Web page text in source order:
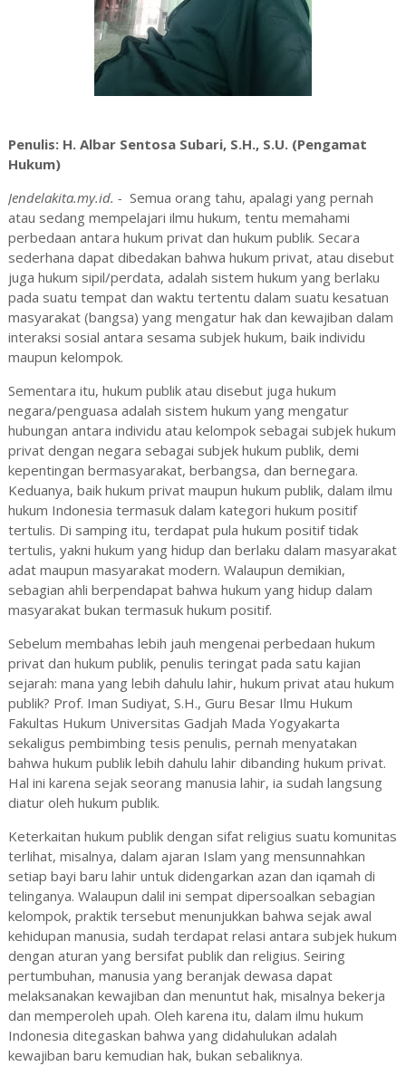
Penulis: H. Albar Sentosa Subari, S.H., S.U. (Pengamat
Hukum)
Jendelakita.my.id. - Semua orang tahu, apalagi yang pernah
atau sedang mempelajari ilmu hukum, tentu memahami
perbedaan antara hukum privat dan hukum publik. Secara
sederhana dapat dibedakan bahwa hukum privat, atau disebut
juga hukum sipil/perdata, adalah sistem hukum yang berlaku
pada suatu tempat dan waktu tertentu dalam suatu kesatuan
masyarakat (bangsa) yang mengatur hak dan kewajiban dalam
interaksi sosial antara sesama subjek hukum, baik individu
maupun kelompok.
Sementara itu, hukum publik atau disebut juga hukum
negara/penguasa adalah sistem hukum yang mengatur
hubungan antara individu atau kelompok sebagai subjek hukum
privat dengan negara sebagai subjek hukum publik, demi
kepentingan bermasyarakat, berbangsa, dan bernegara.
Keduanya, baik hukum privat maupun hukum publik, dalam ilmu
hukum Indonesia termasuk dalam kategori hukum positif
tertulis. Di samping itu, terdapat pula hukum positif tidak
tertulis, yakni hukum yang hidup dan berlaku dalam masyarakat
adat maupun masyarakat modern. Walaupun demikian,
sebagian ahli berpendapat bahwa hukum yang hidup dalam
masyarakat bukan termasuk hukum positif.
Sebelum membahas lebih jauh mengenai perbedaan hukum
privat dan hukum publik, penulis teringat pada satu kajian
sejarah: mana yang lebih dahulu lahir, hukum privat atau hukum
publik? Prof. Iman Sudiyat, S.H., Guru Besar Ilmu Hukum
Fakultas Hukum Universitas Gadjah Mada Yogyakarta
sekaligus pembimbing tesis penulis, pernah menyatakan
bahwa hukum publik lebih dahulu lahir dibanding hukum privat.
Hal ini karena sejak seorang manusia lahir, ia sudah langsung
diatur oleh hukum publik.
Keterkaitan hukum publik dengan sifat religius suatu komunitas
terlihat, misalnya, dalam ajaran Islam yang mensunnahkan
setiap bayi baru lahir untuk didengarkan azan dan iqamah di
telinganya. Walaupun dalil ini sempat dipersoalkan sebagian
kelompok, praktik tersebut menunjukkan bahwa sejak awal
kehidupan manusia, sudah terdapat relasi antara subjek hukum
dengan aturan yang bersifat publik dan religius. Seiring
pertumbuhan, manusia yang beranjak dewasa dapat
melaksanakan kewajiban dan menuntut hak, misalnya bekerja
dan memperoleh upah. Oleh karena itu, dalam ilmu hukum
Indonesia ditegaskan bahwa yang didahulukan adalah
kewajiban baru kemudian hak, bukan sebaliknya.